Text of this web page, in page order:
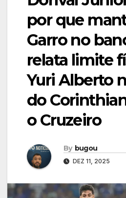
por que
Garro no
relata limite
Yuri Alberto
do
o Cruzeiro
By bugou
DEZ 11, 2025